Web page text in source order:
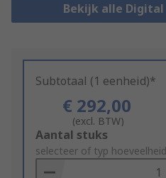
Bekijk alle
Subtotaal (1 eenheid)*
€ 292,00
(excl. BTW)
Add
to
Basket
Aantal stuks
selecteer of typ hoeveelheid